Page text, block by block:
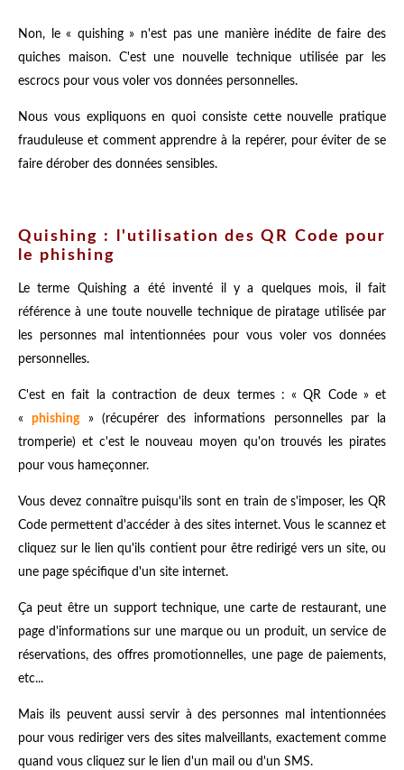
Non, le « quishing » n'est pas une manière inédite de faire des
quiches maison. C'est une nouvelle technique utilisée par les
escrocs pour vous voler vos données personnelles.
Nous vous expliquons en quoi consiste cette nouvelle pratique
frauduleuse et comment apprendre à la repérer, pour éviter de se
faire dérober des données sensibles.
Quishing : l'utilisation des QR Code pour
le phishing
Le terme Quishing a été inventé il y a quelques mois, il fait
référence à une toute nouvelle technique de piratage utilisée par
les personnes mal intentionnées pour vous voler vos données
personnelles.
C'est en fait la contraction de deux termes : « QR Code » et
«phishing» (récupérer des informations personnelles par la
tromperie) et c'est le nouveau moyen qu'on trouvés les pirates
pour vous hameçonner.
Vous devez connaître puisqu'ils sont en train de s'imposer, les QR
Code permettent d'accéder à des sites internet. Vous le scannez et
cliquez sur le lien qu'ils contient pour être redirigé vers un site, ou
une page spécifique d'un site internet.
Ça peut être un support technique, une carte de restaurant, une
page d'informations sur une marque ou un produit, un service de
réservations, des offres promotionnelles, une page de paiements,
etc...
Mais ils peuvent aussi servir à des personnes mal intentionnées
pour vous rediriger vers des sites malveillants, exactement comme
quand vous cliquez sur le lien d'un mail ou d'un SMS.